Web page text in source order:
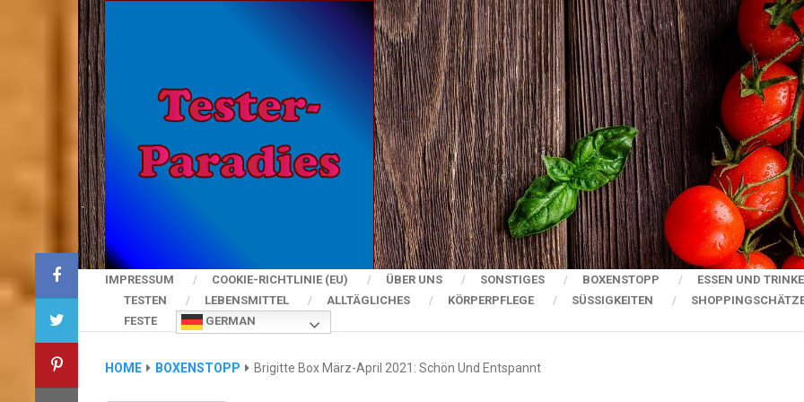
IMPRESSUM COOKIE-RICHTLINIE (EU) ÜBER UNS SONSTIGES BOXENSTOPP
ESSEN UND
TESTEN
LEBENSMITTEL ALLTÄGLICHES KÖRPERPFLEGE SÜSSIGKEITEN
FESTE
GERMAN
HOME BOXENSTOPP Brigitte Box März-April 2021: Schön Und Entspannt